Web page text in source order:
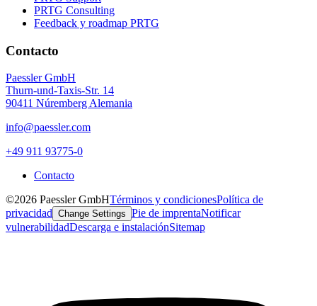
PRTG Consulting
Feedback y roadmap PRTG
Contacto
Paessler GmbH
Thurn-und-Taxis-Str. 14
90411 Núremberg Alemania
info@paessler.com
+49 911 93775-0
Contacto
©2026 Paessler GmbHTérminos y condicionesPolítica de
privacidad Change Settings Pie de imprentaNotificar
vulnerabilidadDescarga e instalaciónSitemap